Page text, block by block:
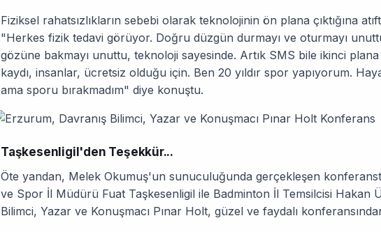
Fiziksel rahatsızlıkların sebebi olarak teknolojinin ön plana çıktığına
"Herkes fizik tedavi görüyor. Doğru düzgün durmayı ve oturmayı
gözüne bakmayı unuttu, teknoloji sayesinde. Artık SMS bile ikinci
kaydı, insanlar, ücretsiz olduğu için. Ben 20 yıldır spor yapıyorum.
ama sporu bırakmadım" diye konuştu.
Taşkesenligil'den Teşekkür...
Öte yandan, Melek Okumuş'un sunuculuğunda gerçekleşen
ve Spor İl Müdürü Fuat Taşkesenligil ile Badminton İl Temsilcisi Hakan
Bilimci, Yazar ve Konuşmacı Pınar Holt, güzel ve faydalı